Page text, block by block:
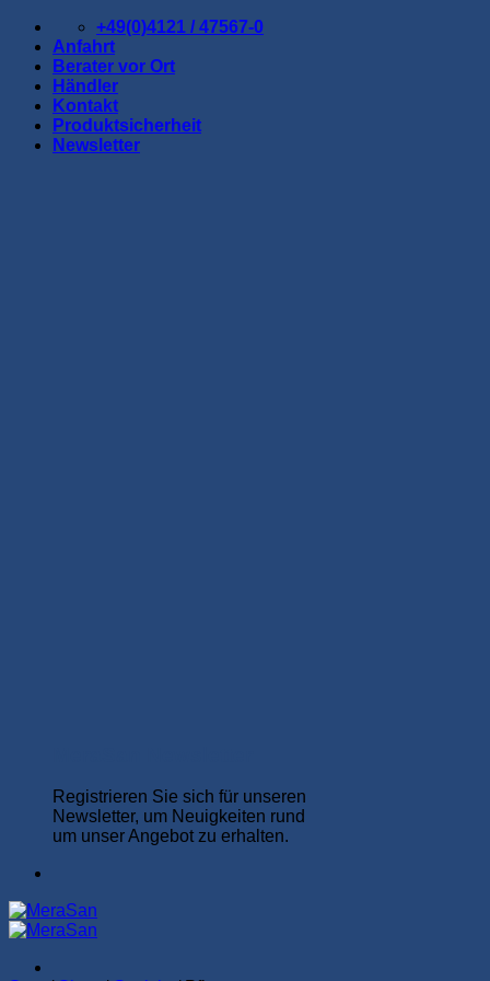
Zum
Inhalt
springen
+49(0)4121 / 47567-0
Anfahrt
Berater vor Ort
Händler
Kontakt
Produktsicherheit
Newsletter
Registrieren Sie sich für unseren
Newsletter, um Neuigkeiten rund
um unser Angebot zu erhalten.